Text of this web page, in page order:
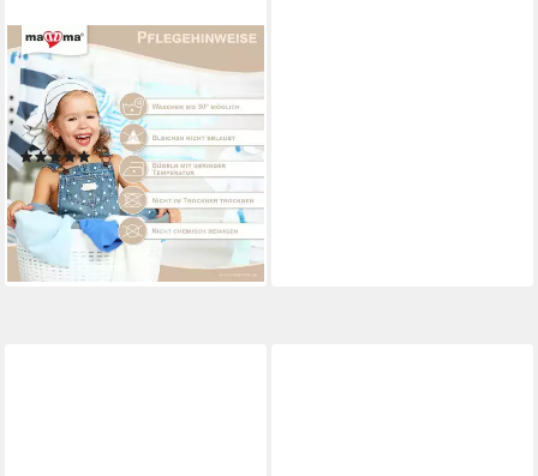
MADDMA
Stoff Organza Tüll
Kostümstoff Chiffon Floristik
1 x 1,4 m Meterware, schwarz
(2)
4,46 €
(3,19 €/ 1 qm)
lieferbar - in 3-4 Werktagen bei dir